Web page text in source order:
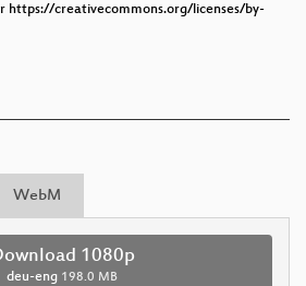
https://creativecommons.org/licenses/by-
WebM
1080p
deu-eng 198.0 MB